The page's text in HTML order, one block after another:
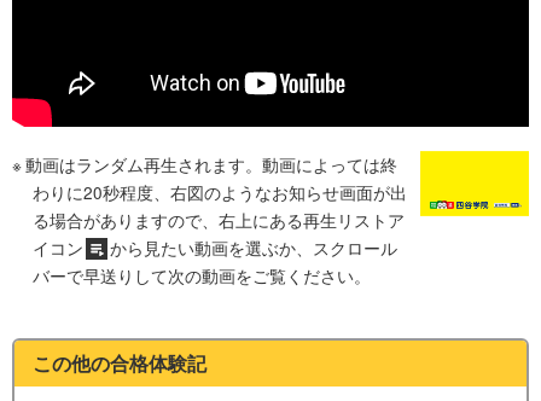
動画はランダム再生されます。動画によっては終
わりに20秒程度、右図のようなお知らせ画面が出
る場合がありますので、右上にある再生リストア
イコン
から見たい動画を選ぶか、スクロール
バーで早送りして次の動画をご覧ください。
この他の合格体験記